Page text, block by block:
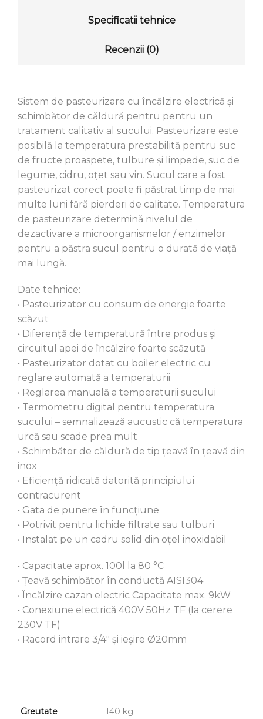
Specificatii tehnice
Recenzii (0)
Sistem de pasteurizare cu încălzire electrică și
schimbător de căldură pentru pentru un
tratament calitativ al sucului. Pasteurizare este
posibilă la temperatura prestabilită pentru suc
de fructe proaspete, tulbure și limpede, suc de
legume, cidru, oțet sau vin. Sucul care a fost
pasteurizat corect poate fi păstrat timp de mai
multe luni fără pierderi de calitate. Temperatura
de pasteurizare determină nivelul de
dezactivare a microorganismelor / enzimelor
pentru a păstra sucul pentru o durată de viață
mai lungă.
Date tehnice:
• Pasteurizator cu consum de energie foarte
scăzut
• Diferență de temperatură între produs și
circuitul apei de încălzire foarte scăzută
• Pasteurizator dotat cu boiler electric cu
reglare automată a temperaturii
• Reglarea manuală a temperaturii sucului
• Termometru digital pentru temperatura
sucului – semnalizează aucustic că temperatura
urcă sau scade prea mult
• Schimbător de căldură de tip țeavă în țeavă din
inox
• Eficiență ridicată datorită principiului
contracurent
• Gata de punere în funcțiune
• Potrivit pentru lichide filtrate sau tulburi
• Instalat pe un cadru solid din oțel inoxidabil
• Capacitate aprox. 100l la 80 °C
• Țeavă schimbător în conductă AISI304
• Încălzire cazan electric Capacitate max. 9kW
• Conexiune electrică 400V 50Hz TF (la cerere
230V TF)
• Racord intrare 3/4″ și ieșire Ø20mm
Greutate 140 kg